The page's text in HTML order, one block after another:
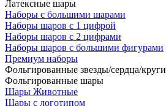
Латексные шары
Наборы с большими шарами
Наборы шаров с 1 цифрой
Наборы шаров с 2 цифрами
Наборы шаров с большими фигурами
Премиум наборы
Фольгированные звезды/сердца/круги
Фольгированные шары
Шары Животные
Шары с логотипом